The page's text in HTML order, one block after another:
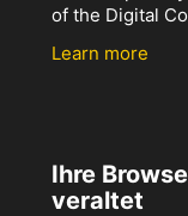
of the Digital
Learn more
Ihre
veraltet